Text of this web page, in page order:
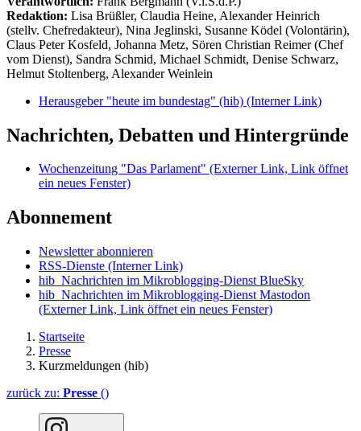
Redaktion: Lisa Brüßler, Claudia Heine, Alexander Heinrich
(stellv. Chefredakteur), Nina Jeglinski, Susanne Ködel (Volontärin),
Claus Peter Kosfeld, Johanna Metz, Sören Christian Reimer (Chef
vom Dienst), Sandra Schmid, Michael Schmidt, Denise Schwarz,
Helmut Stoltenberg, Alexander Weinlein
Herausgeber "heute im bundestag" (hib) (Interner Link)
Nachrichten, Debatten und Hintergründe
Wochenzeitung "Das Parlament" (Externer Link, Link öffnet
ein neues Fenster)
Abonnement
Newsletter abonnieren
RSS-Dienste (Interner Link)
hib_Nachrichten im Mikroblogging-Dienst BlueSky
hib_Nachrichten im Mikroblogging-Dienst Mastodon
(Externer Link, Link öffnet ein neues Fenster)
Startseite
Presse
Kurzmeldungen (hib)
zurück zu: Presse ()